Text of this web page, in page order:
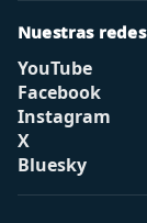
Nuestras redes
YouTube
Facebook
Instagram
X
Bluesky